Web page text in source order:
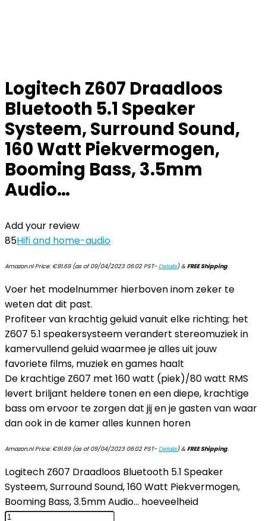
Logitech Z607 Draadloos
Bluetooth 5.1 Speaker
Systeem, Surround Sound,
160 Watt Piekvermogen,
Booming Bass, 3.5mm
Audio…
Add your review
85Hifi and home-audio
Amazon.nl Price: €91.69(as of 09/04/2023 06:02 PST-Details)&FREE Shipping.
Voer het modelnummer hierboven inom zeker te
weten dat dit past.
Profiteer van krachtig geluid vanuit elke richting; het
Z607 5.1 speakersysteem verandert stereomuziek in
kamervullend geluid waarmee je alles uit jouw
favoriete films, muziek en games haalt
De krachtige Z607 met 160 watt (piek)/80 watt RMS
levert briljant heldere tonen en een diepe, krachtige
bass om ervoor te zorgen dat jij en je gasten van waar
dan ook in de kamer alles kunnen horen
Amazon.nl Price: €91.69(as of 09/04/2023 06:02 PST-Details)&FREE Shipping.
Logitech Z607 Draadloos Bluetooth 5.1 Speaker
Systeem, Surround Sound, 160 Watt Piekvermogen,
Booming Bass, 3.5mm Audio… hoeveelheid